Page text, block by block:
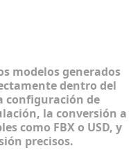
modelos generados
dentro del
configuración de
la conversión a
como FBX o USD, y
precisos.